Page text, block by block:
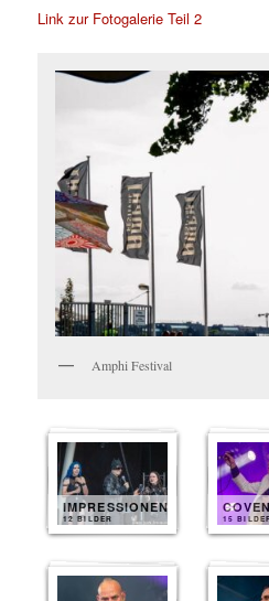
Link zur Fotogalerie Teil 2
Amphi Festival
IMPRESSIONEN
12 BILDER 15